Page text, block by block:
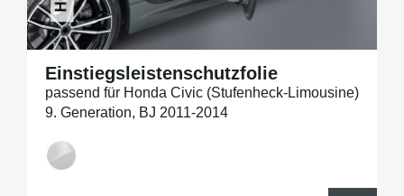
Einstiegsleistenschutzfolie
passend für Honda Civic (Stufenheck-Limousine)
9. Generation, BJ 2011-2014